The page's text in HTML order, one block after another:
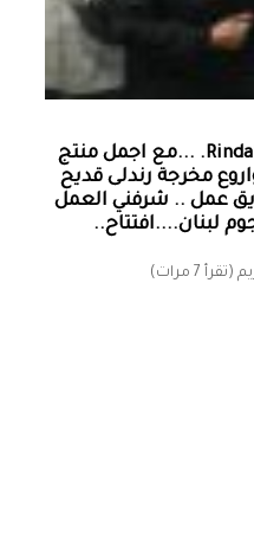
مؤمنة الشامي‏ مع ‏‎Rindala Kodeih‎‏. ...مع اجمل منتج
مخرجة رندلى قديح
عمل .. شرفني العمل
لبنان....افتتاح..